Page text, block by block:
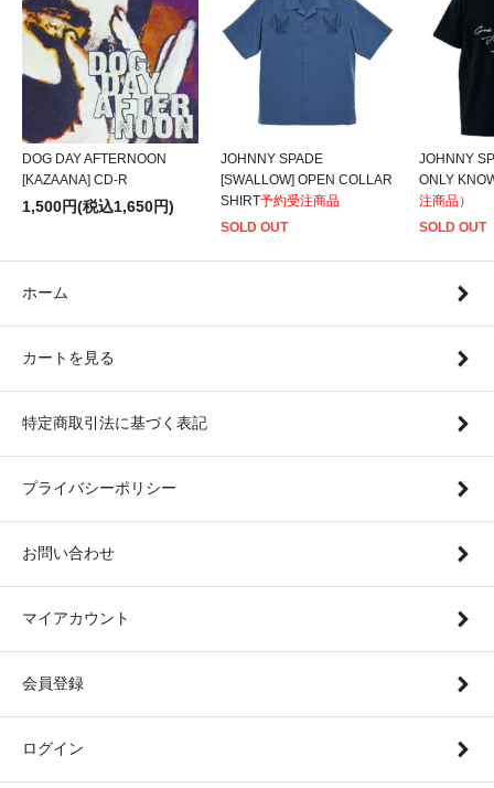
DOG DAY AFTERNOON
[KAZAANA] CD-R
1,500円(税込1,650円)
JOHNNY SPADE
[SWALLOW] OPEN COLLAR
SHIRT予約受注商品
SOLD OUT
JOHNNY
ONLY
注商品）
SOLD OUT
ホーム
カートを見る
特定商取引法に基づく表記
プライバシーポリシー
お問い合わせ
マイアカウント
会員登録
ログイン